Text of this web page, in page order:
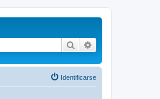
Buscar
Identificarse